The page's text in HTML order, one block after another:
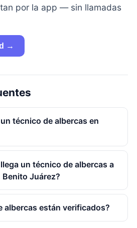
por la app — sin llamadas
→
técnico de albercas en
un técnico de albercas a
Juárez?
albercas están verificados?